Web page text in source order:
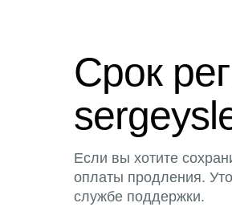
Срок
Если вы хотите
оплаты продления.
службе поддержки.